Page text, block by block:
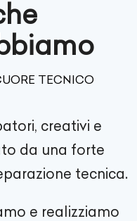
TECNICO
creativi e
da una forte
tecnica.
e realizziamo